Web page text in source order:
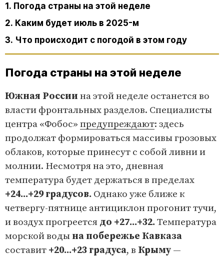
1. Погода страны на этой неделе
2. Каким будет июль в 2025-м
3. Что происходит с погодой в этом году
Погода страны на этой неделе
Южная России на этой неделе останется во
власти фронтальных разделов. Специалисты
центра «Фобос» предупреждают: здесь
продолжат формироваться массивы грозовых
облаков, которые принесут с собой ливни и
молнии. Несмотря на это, дневная
температура будет держаться в пределах
+24...+29 градусов. Однако уже ближе к
четвергу-пятнице антициклон прогонит тучи,
и воздух прогреется до +27...+32.Температура
морской воды на побережье Кавказа
составит +20...+23 градуса, в Крыму —